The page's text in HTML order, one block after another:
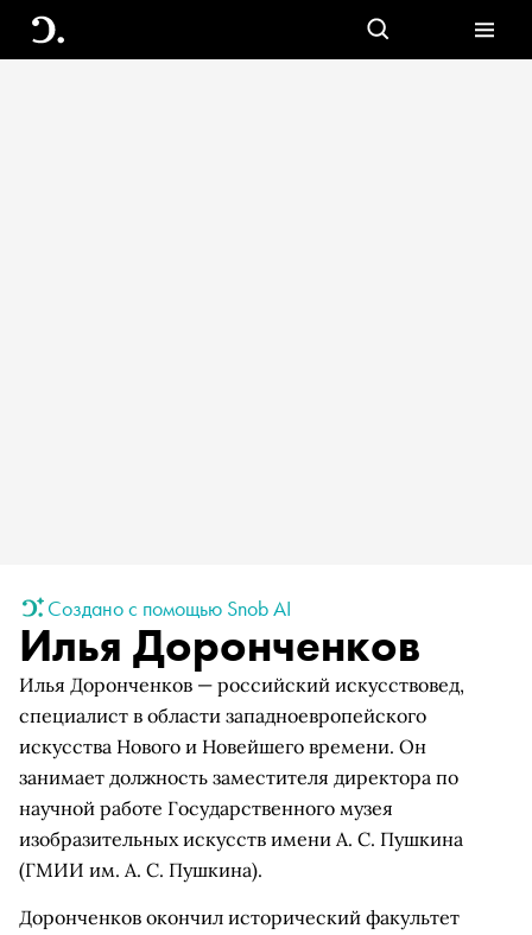
Создано с помощью Snob AI
Илья Доронченков
Илья Доронченков — российский искусствовед,
специалист в области западноевропейского
искусства Нового и Новейшего времени. Он
занимает должность заместителя директора по
научной работе Государственного музея
изобразительных искусств имени А. С. Пушкина
(ГМИИ им. А. С. Пушкина).
Доронченков окончил исторический факультет